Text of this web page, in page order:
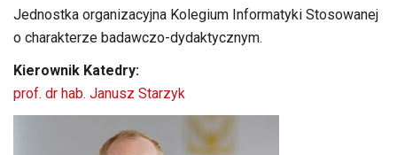
Jednostka organizacyjna Kolegium Informatyki Stosowanej
o charakterze badawczo-dydaktycznym.
Kierownik Katedry:
prof. dr hab. Janusz Starzyk